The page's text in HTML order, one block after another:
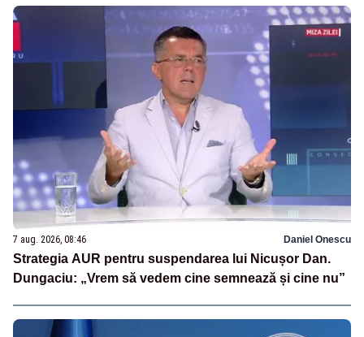
7 aug. 2026, 08:46 Daniel Onescu
Strategia AUR pentru suspendarea lui Nicușor Dan.
Dungaciu: „Vrem să vedem cine semnează și cine nu”